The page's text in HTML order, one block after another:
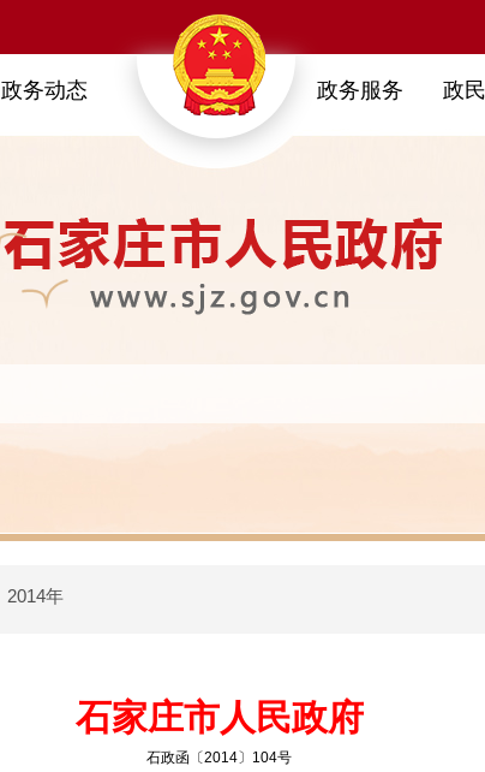
政务动态 政务服务 政
2014年
石家庄市人民政府
石政函〔2014〕104号